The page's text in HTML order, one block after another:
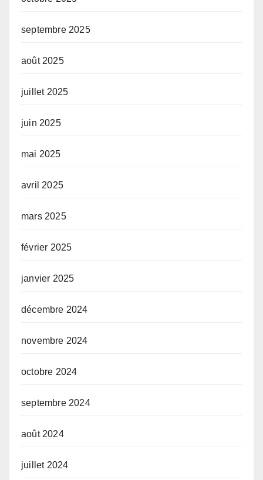
septembre 2025
août 2025
juillet 2025
juin 2025
mai 2025
avril 2025
mars 2025
février 2025
janvier 2025
décembre 2024
novembre 2024
octobre 2024
septembre 2024
août 2024
juillet 2024